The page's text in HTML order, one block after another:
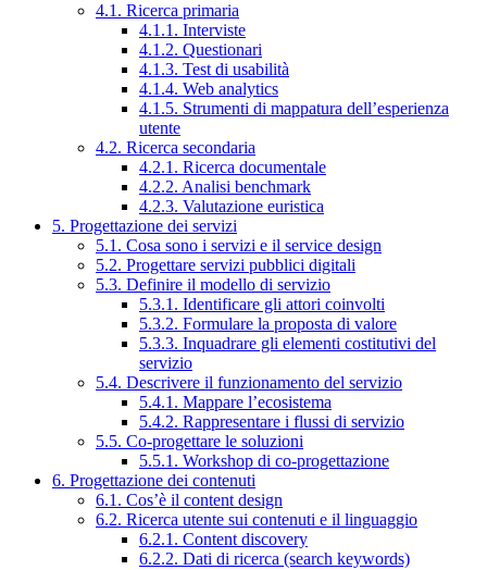
4.1. Ricerca primaria
4.1.1. Interviste
4.1.2. Questionari
4.1.3. Test di usabilità
4.1.4. Web analytics
4.1.5. Strumenti di mappatura dell’esperienza
utente
4.2. Ricerca secondaria
4.2.1. Ricerca documentale
4.2.2. Analisi benchmark
4.2.3. Valutazione euristica
5. Progettazione dei servizi
5.1. Cosa sono i servizi e il service design
5.2. Progettare servizi pubblici digitali
5.3. Definire il modello di servizio
5.3.1. Identificare gli attori coinvolti
5.3.2. Formulare la proposta di valore
5.3.3. Inquadrare gli elementi costitutivi del
servizio
5.4. Descrivere il funzionamento del servizio
5.4.1. Mappare l’ecosistema
5.4.2. Rappresentare i flussi di servizio
5.5. Co-progettare le soluzioni
5.5.1. Workshop di co-progettazione
6. Progettazione dei contenuti
6.1. Cos’è il content design
6.2. Ricerca utente sui contenuti e il linguaggio
6.2.1. Content discovery
6.2.2. Dati di ricerca (search keywords)